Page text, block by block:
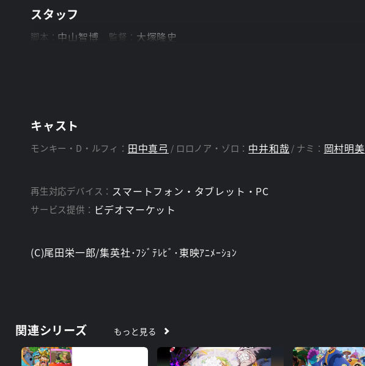
スタッフ
脚本： 中山智博 監督： 大塚隆史
キャスト
モンキー・D・ルフィ： 田中真弓 ロロノア・ゾロ： 中井和哉 ナミ： 岡村明美
再生対応デバイス： スマートフォン・タブレット・PC
サービス提供： ビデオマーケット
(C)尾田栄一郎/集英社･ﾌｼﾞﾃﾚﾋﾞ･東映ｱﾆﾒｰｼｮﾝ
関連シリーズ もっと見る